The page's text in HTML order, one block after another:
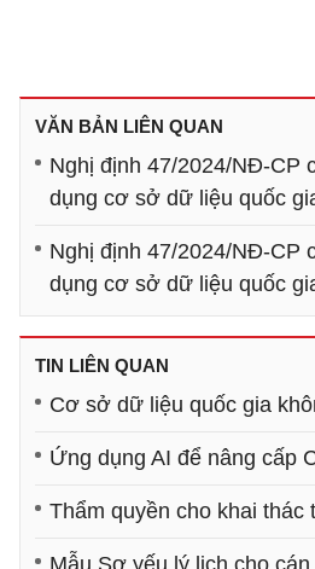
VĂN BẢN LIÊN QUAN
Nghị định 47/2024/NĐ-CP
dụng cơ sở dữ liệu quốc
Nghị định 47/2024/NĐ-CP
dụng cơ sở dữ liệu quốc
TIN LIÊN QUAN
Cơ sở dữ liệu quốc gia
Ứng dụng AI để nâng cấp
Thẩm quyền cho khai
Mẫu Sơ yếu lý lịch cho